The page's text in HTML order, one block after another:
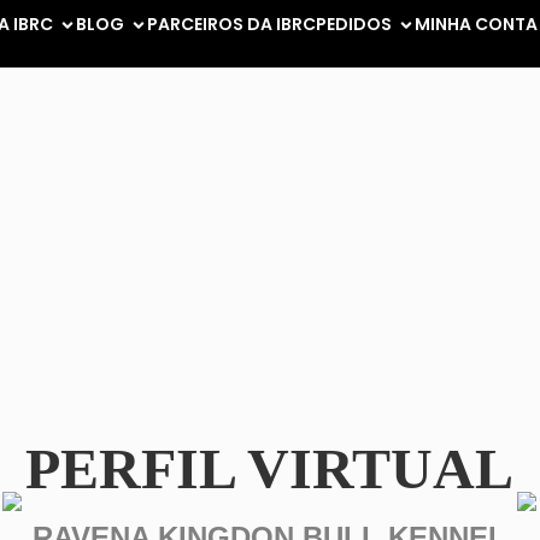
IBRC BLOG PARCEIROS DA IBRCPEDIDOS MINHA CONTA
PERFIL VIRTUAL